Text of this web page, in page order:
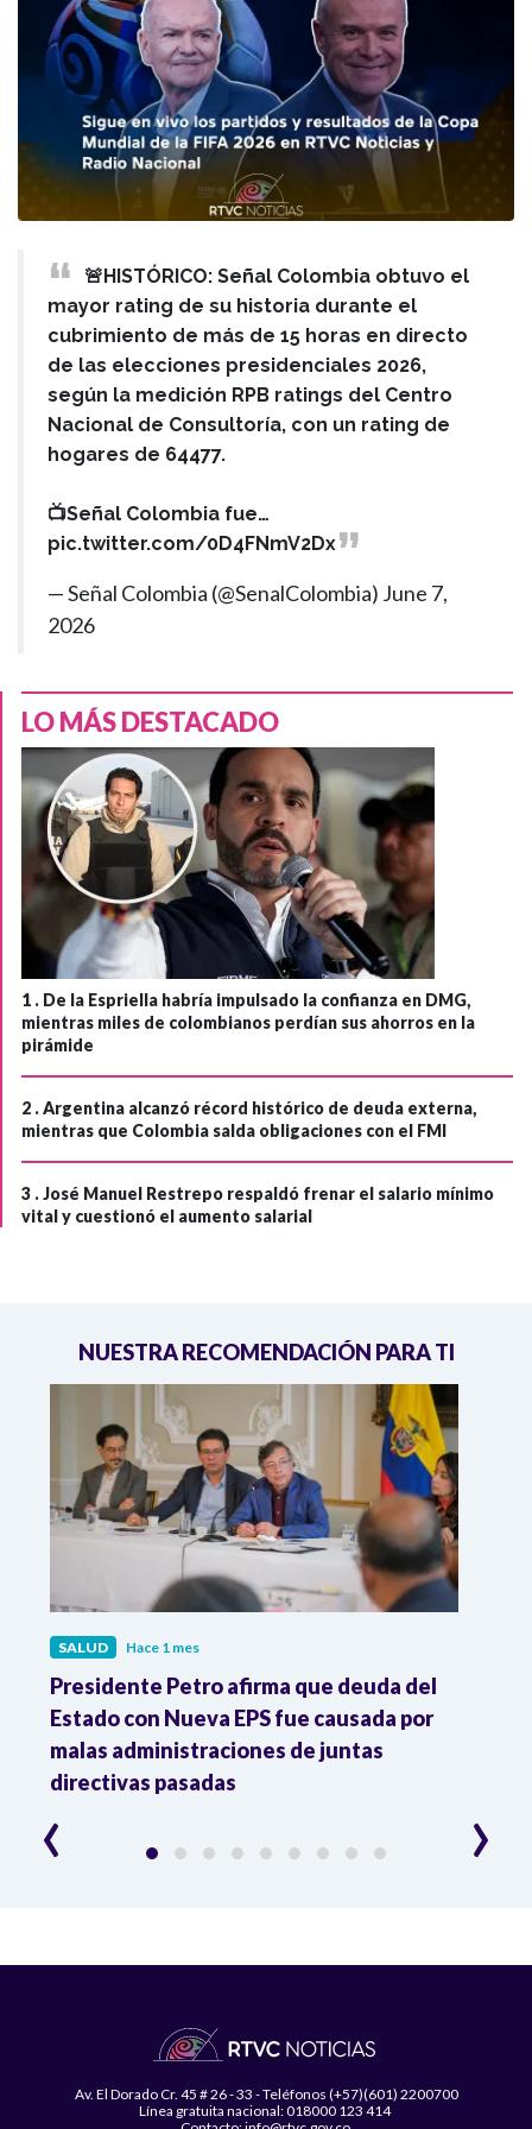
🚨HISTÓRICO: Señal Colombia obtuvo el
mayor rating de su historia durante el
cubrimiento de más de 15 horas en directo
de las elecciones presidenciales 2026,
según la medición RPB ratings del Centro
Nacional de Consultoría, con un rating de
hogares de 64477.
📺Señal Colombia fue…
pic.twitter.com/0D4FNmV2Dx
— Señal Colombia (@SenalColombia) June 7,
2026
LO MÁS DESTACADO
1 . De la Espriella habría impulsado la confianza en DMG,
mientras miles de colombianos perdían sus ahorros en la
pirámide
2 .Argentina alcanzó récord histórico de deuda externa,
mientras que Colombia salda obligaciones con el FMI
3 .José Manuel Restrepo respaldó frenar el salario mínimo
vital y cuestionó el aumento salarial
NUESTRA RECOMENDACIÓN PARA TI
SALUD Hace 1 mes
Presidente Petro afirma que deuda del
Estado con Nueva EPS fue causada por
malas administraciones de juntas
directivas pasadas
‹ ›
Av. El Dorado Cr. 45 # 26 - 33 - Teléfonos (+57)(601) 2200700
Línea gratuita nacional: 018000 123 414